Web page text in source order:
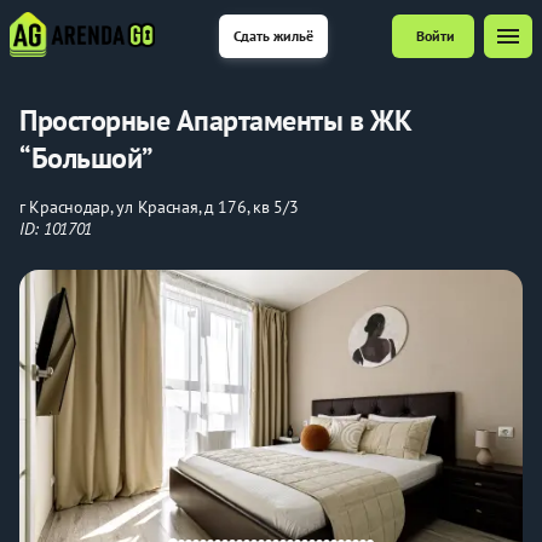
Сдать жильё Войти menu
Прoстopные Aпартаменты в ЖК
“Бoльшой”
г Краснодар, ул Красная, д 176, кв 5/3
ID: 101701